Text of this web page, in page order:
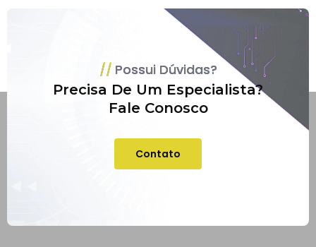
Possui Dúvidas?
Precisa De Um Especialista?
Fale Conosco
Contato